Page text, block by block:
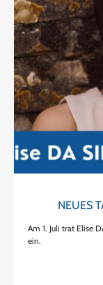
NEUES
Am 1. Juli trat Elise
ein.